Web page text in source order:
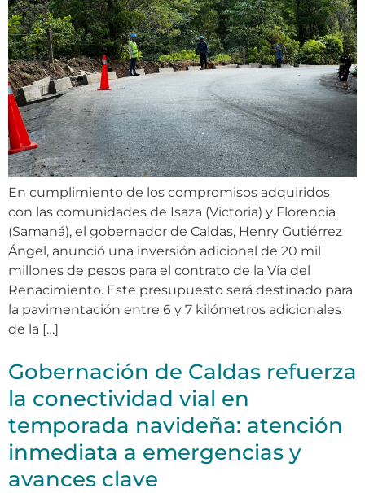
En cumplimiento de los compromisos adquiridos
con las comunidades de Isaza (Victoria) y Florencia
(Samaná), el gobernador de Caldas, Henry Gutiérrez
Ángel, anunció una inversión adicional de 20 mil
millones de pesos para el contrato de la Vía del
Renacimiento. Este presupuesto será destinado para
la pavimentación entre 6 y 7 kilómetros adicionales
de la […]
Gobernación de Caldas refuerza
la conectividad vial en
temporada navideña: atención
inmediata a emergencias y
avances clave